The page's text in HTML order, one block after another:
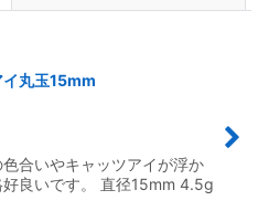
込む
イ丸玉15mm
合いやキャッツアイが浮か
良いです。 直径15mm 4.5g